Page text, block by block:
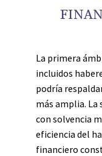
La primera
incluidos
podría
más amplia. La
con solvencia
eficiencia del
financiero